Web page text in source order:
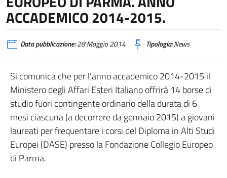
ACCADEMICO 2014-2015.
Data pubblicazione:28 Maggio 2014 Tipologia:News
Si comunica che per l’anno accademico 2014-2015 il
Ministero degli Affari Esteri Italiano offrirà 14 borse di
studio fuori contingente ordinario della durata di 6
mesi ciascuna (a decorrere da gennaio 2015) a giovani
laureati per frequentare i corsi del Diploma in Alti Studi
Europei (DASE) presso la Fondazione Collegio Europeo
di Parma.